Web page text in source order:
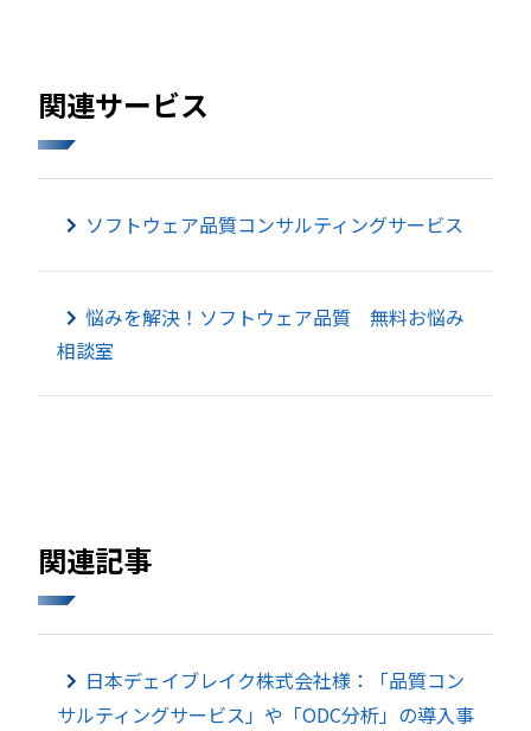
関連サービス
ソフトウェア品質コンサルティングサービス
悩みを解決！ソフトウェア品質 無料お悩み
相談室
関連記事
日本デェイブレイク株式会社様：「品質コン
サルティングサービス」や「ODC分析」の導入事